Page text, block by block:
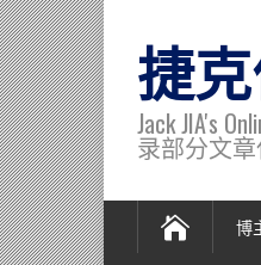
捷
Jack JIA's
录部分文
博